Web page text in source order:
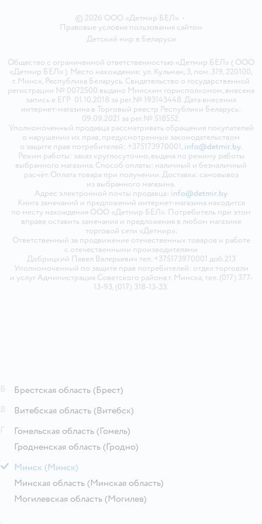
© 2026 ООО «Детмир БЕЛ» •
Правовые условия пользования сайтом
Детский мир в Беларуси
Общество с ограниченной ответственностью «Детмир БЕЛ» ( ООО
«Детмир БЕЛ» ). Место нахождения: ул. Кульман, 3, пом. 319, 220100,
г. Минск, Республика Беларусь. Свидетельство о государственной
регистрации № 0072500 выдано Минским горисполкомом, внесена
запись в ЕГР 01.10.2018 за рег.№ 193143448. Дата внесения
интернет-магазина в Торговый реестр Республики Беларусь:
09.09.2021 за рег.№ 518552.
Уполномоченный продавца рассматривать обращения покупателей
о нарушении их прав, предусмотренных законодательством
о защите прав потребителей: +375173970001, info@detmir.by.
Режим работы: заказ круглосуточно, выдача по режиму работы
выбранного магазина. Способ оплаты: наличный и безналичный
расчёт. Оплата товара при получении. Доставка: самовывоз
из выбранного магазина.
Адрес электронной почты продавца: info@detmir.by
Книга замечаний и предложений интернет-магазина находится
по месту нахождения ООО «Детмир БЕЛ». Потребитель при этом
вправе оставить замечания и предложения в любом магазине
торговой сети «Детмир».
Ответственный за продвижение отечественных товаров и работе
с отечественными производителями
Добрицкий Павел Валерьевич тел. +375173970001 доб.213
Уполномоченный по защите прав потребителей: отдел торговли
и услуг Администрация Советского района г. Минска, тел. (017) 377-
13-93, (017) 318-13-33.
Брестская область (Брест)
Витебская область (Витебск)
Гомельская область (Гомель)
Гродненская область (Гродно)
М Минск (Минск)
Минская область (Минская область)
Могилевская область (Могилев)